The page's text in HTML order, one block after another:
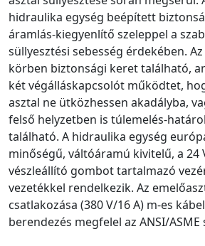
hidraulika egység beépített
áramlás-kiegyenlítő szeleppel a
süllyesztési sebesség érdekében.
körben biztonsági keret található,
két végálláskapcsolót működtet,
asztal ne ütközhessen akadályba,
felső helyzetben is túlemelés-
található. A hidraulika egység
minőségű, váltóáramú kivitelű, a 24
vészleállító gombot tartalmazó
vezetékkel rendelkezik. Az
csatlakozása (380 V/16 A) m-es
berendezés megfelel az ANSI/ASME